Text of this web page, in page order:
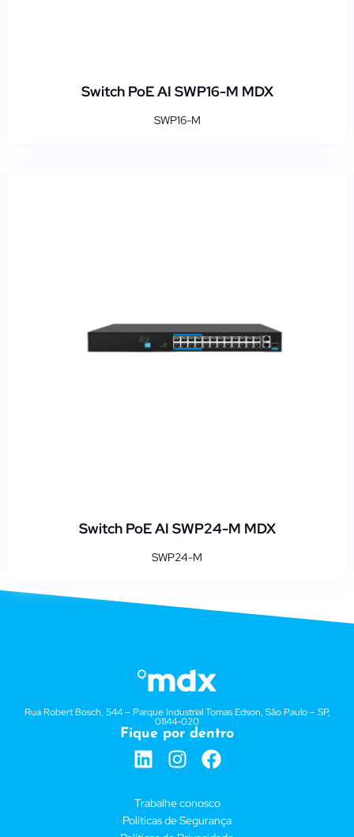
Switch PoE AI SWP16-M MDX
SWP16-M
Switch PoE AI SWP24-M MDX
SWP24-M
Rua Robert Bosch, 544 – Parque Industrial Tomas Edson, São Paulo – SP,
01144-020
Fique por dentro
Trabalhe conosco
Políticas de Segurança